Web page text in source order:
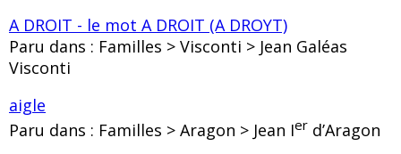
A DROIT - le mot A DROIT (A DROYT)
Paru dans : Familles > Visconti > Jean Galéas
Visconti
aigle
Paru dans : Familles > Aragon > Jean Ier d’Aragon